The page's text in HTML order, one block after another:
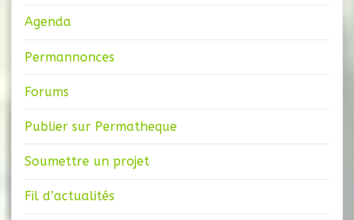
Agenda
Permannonces
Forums
Publier sur Permatheque
Soumettre un projet
Fil d’actualités